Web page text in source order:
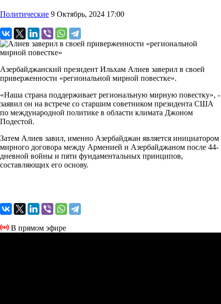
Политические 9 Октябрь, 2024 17:00
Азербайджанский президент Ильхам Алиев заверил в своей
приверженности «региональной мирной повестке».
«Наша страна поддерживает региональную мирную повестку», -
заявил он на встрече со старшим советником президента США
по международной политике в области климата Джоном
Подестой.
Затем Алиев завил, именно Азербайджан является инициатором
мирного договора между Арменией и Азербайджаном после 44-
дневной войны и пяти фундаментальных принципов,
составляющих его основу.
В прямом эфире